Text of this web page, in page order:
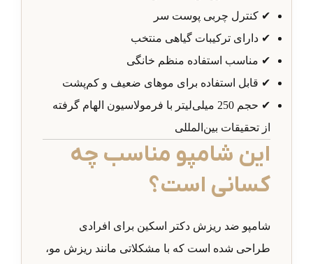
✔ کنترل چربی پوست سر
✔ دارای ترکیبات گیاهی منتخب
✔ مناسب استفاده منظم خانگی
✔ قابل استفاده برای موهای ضعیف و کم‌پشت
✔ حجم 250 میلی‌لیتر با فرمولاسیون الهام گرفته
از تحقیقات بین‌المللی
این شامپو مناسب چه
کسانی است؟
شامپو ضد ریزش دکتر اسکین برای افرادی
طراحی شده است که با مشکلاتی مانند ریزش مو،